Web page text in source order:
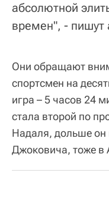
абсолютной
времен", - пишут
Они обращают
спортсмен на
игра – 5 часов 24
стала второй по
Надаля, дольше он
Джоковича, тоже в